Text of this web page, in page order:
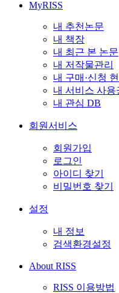
MyRISS
내 추천논문
내 책장
내 최근 본 논문
내 저작물관리
내 구매·신청
내 서비스 사용
내 관심 DB
회원서비스
회원가입
로그인
아이디 찾기
비밀번호 찾기
설정
내 정보
검색환경설정
About RISS
RISS 이용방법